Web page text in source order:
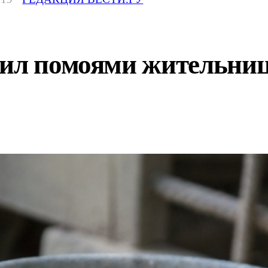
помоями